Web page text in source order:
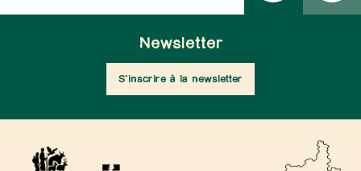
Newsletter
S'inscrire à la newsletter